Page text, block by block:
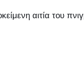
αιτία του